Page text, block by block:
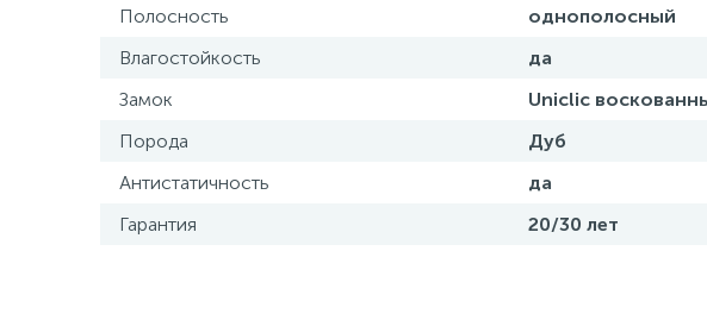
Полосность
однополосный
Влагостойкость
да
Замок
Uniclic
Порода
Дуб
Антистатичность
да
Гарантия
20/30 лет